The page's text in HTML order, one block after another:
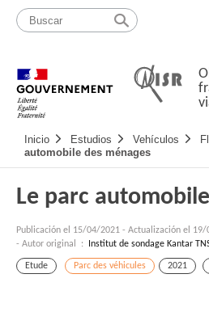
Pasar
contenido
Mapa
web
Navigation
principale
Inicio Estudios Vehículos
automobile des ménages
Le parc
Publicación el 15/04/2021 - Actualización el 19/
- Autor original :
Institut de sondage Kantar
Etude Parc des véhicules 2021